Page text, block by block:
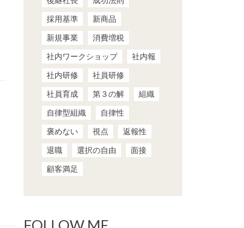
採用基準
新商品
新規事業
消費増税
社内ワークショップ
社内報
社内研修
社員研修
社員育成
第３の解
組織
自律型組織
自律性
褒めない
視点
返報性
退職
選択の自由
面接
顧客満足
FOLLOW ME